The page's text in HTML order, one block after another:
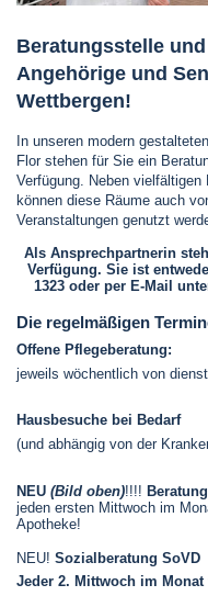
Beratungsstelle
Angehörige und
Wettbergen!
In unseren modern
Flor stehen für Sie ein
Verfügung. Neben
können diese Räume auch
Veranstaltungen genutzt
Als Ansprechpartnerin
Verfügung. Sie ist
1323 oder per E-Mail
Die regelmäßigen
Offene Pflegeberatung:
jeweils wöchentlich von
Hausbesuche bei Bedarf
(und abhängig von der
NEU (Bild oben)!!!!
jeden ersten Mittwoch im
Apotheke!
NEU! Sozialberatung SoVD
Jeder 2. Mittwoch im Monat